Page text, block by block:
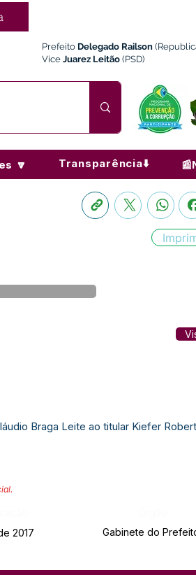
Prefeito Delegado Railson
Vice Juarez Leitão (PSD)
🔽 Transparência⬇️
Braga Leite ao titular Kiefer
2017 Gabinete do